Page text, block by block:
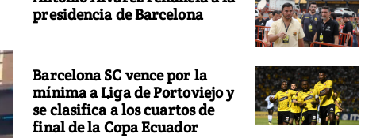
presidencia de Barcelona
Barcelona SC vence por la
mínima a Liga de Portoviejo y
se clasifica a los cuartos de
final de la Copa Ecuador